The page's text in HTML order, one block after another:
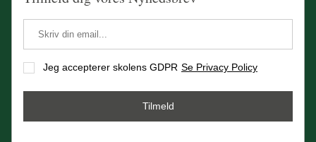
Jeg accepterer skolens GDPR Se Privacy Policy
Tilmeld